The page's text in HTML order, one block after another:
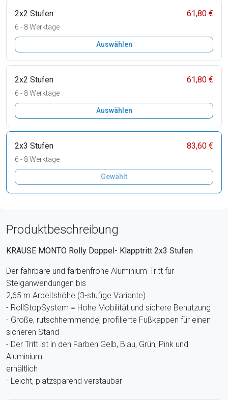
2x2 Stufen 61,80 €
6 - 8 Werktage
Auswählen
2x2 Stufen 61,80 €
6 - 8 Werktage
Auswählen
2x3 Stufen 83,60 €
6 - 8 Werktage
Gewählt
Produktbeschreibung
KRAUSE MONTO Rolly Doppel- Klapptritt 2x3 Stufen
Der fahrbare und farbenfrohe Aluminium-Tritt für
Steiganwendungen bis
2,65 m Arbeitshöhe (3-stufige Variante).
- RollStopSystem = Hohe Mobilität und sichere Benutzung
- Große, rutschhemmende, profilierte Fußkappen für einen
sicheren Stand
- Der Tritt ist in den Farben Gelb, Blau, Grün, Pink und
Aluminium
erhältlich
- Leicht, platzsparend verstaubar